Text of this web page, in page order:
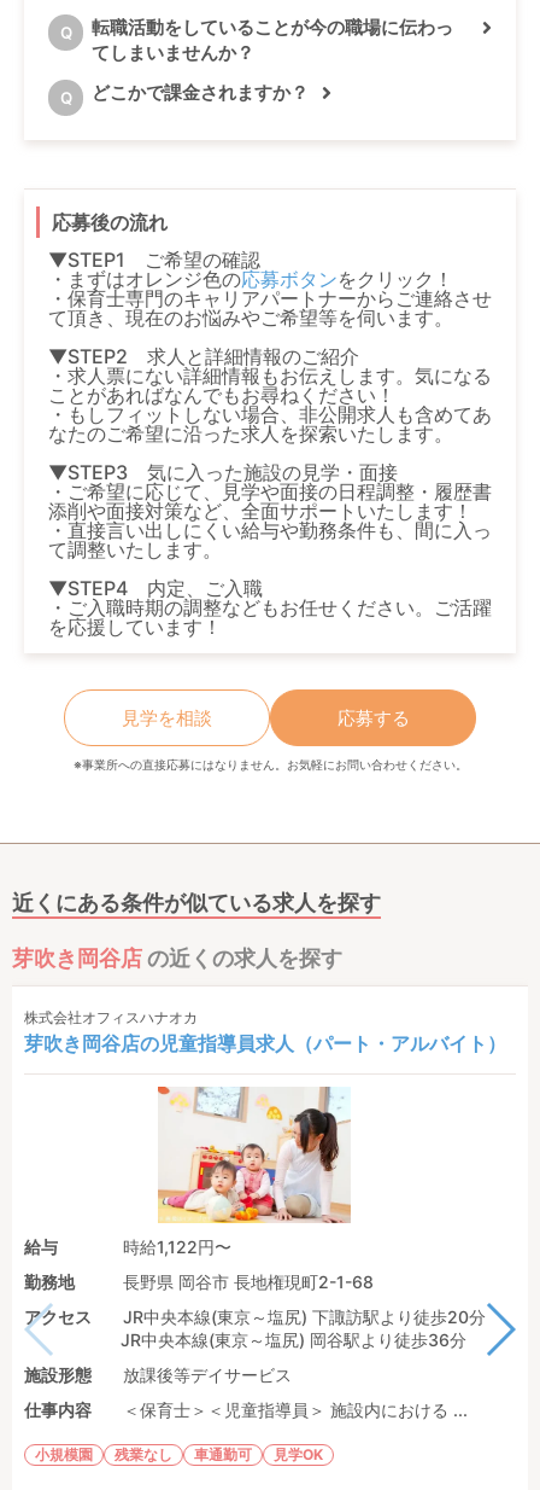
Q
転職活動をしていることが今の職場に伝わっ
てしまいませんか？
Q どこかで課金されますか？
応募後の流れ
▼STEP1 ご希望の確認
・まずはオレンジ色の応募ボタンをクリック！
・保育士専門のキャリアパートナーからご連絡させ
て頂き、現在のお悩みやご希望等を伺います。
▼STEP2 求人と詳細情報のご紹介
・求人票にない詳細情報もお伝えします。気になる
ことがあればなんでもお尋ねください！
・もしフィットしない場合、非公開求人も含めてあ
なたのご希望に沿った求人を探索いたします。
▼STEP3 気に入った施設の見学・面接
・ご希望に応じて、見学や面接の日程調整・履歴書
添削や面接対策など、全面サポートいたします！
・直接言い出しにくい給与や勤務条件も、間に入っ
て調整いたします。
▼STEP4 内定、ご入職
・ご入職時期の調整などもお任せください。ご活躍
を応援しています！
見学を相談 応募する
※事業所への直接応募にはなりません。お気軽にお問い合わせください。
近くにある条件が似ている求人を探す
芽吹き岡谷店の近くの求人を探す
株式会社オフィスハナオカ
芽吹き岡谷店の児童指導員求人（パート・アルバイト）
給与
時給1,122円〜
勤務地
長野県 岡谷市 長地権現町2-1-68
アクセス
JR中央本線(東京～塩尻) 下諏訪駅より徒歩20分
JR中央本線(東京～塩尻) 岡谷駅より徒歩36分
施設形態
放課後等デイサービス
仕事内容
＜保育士＞＜児童指導員＞ 施設内における ...
小規模園 残業なし 車通勤可 見学OK